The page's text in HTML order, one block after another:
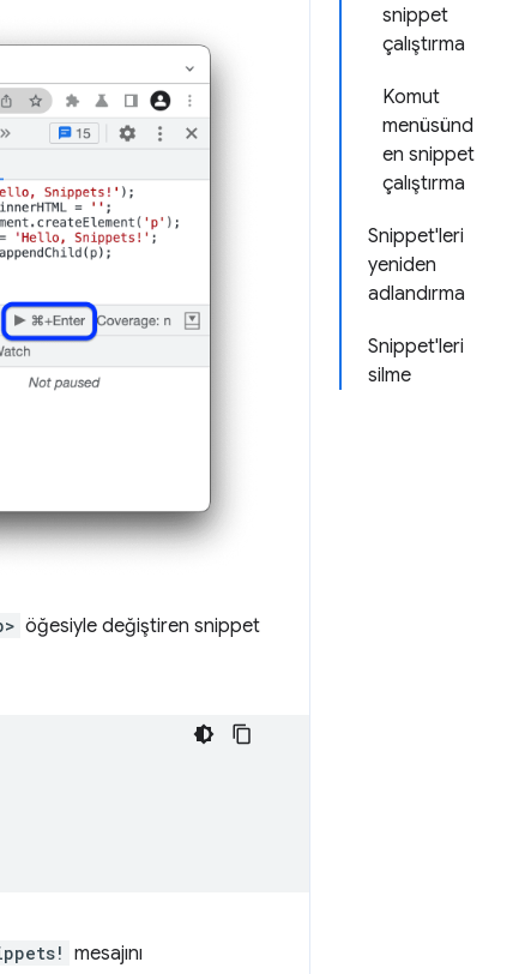
snippet
çalıştırma
Komut
menüsünd
en snippet
çalıştırma
Snippet'leri
yeniden
adlandırma
Snippet'leri
silme
öğesiyle değiştiren snippet
mesajını